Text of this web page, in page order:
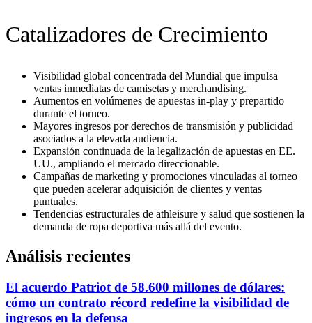
Catalizadores de Crecimiento
Visibilidad global concentrada del Mundial que impulsa
ventas inmediatas de camisetas y merchandising.
Aumentos en volúmenes de apuestas in-play y prepartido
durante el torneo.
Mayores ingresos por derechos de transmisión y publicidad
asociados a la elevada audiencia.
Expansión continuada de la legalización de apuestas en EE.
UU., ampliando el mercado direccionable.
Campañas de marketing y promociones vinculadas al torneo
que pueden acelerar adquisición de clientes y ventas
puntuales.
Tendencias estructurales de athleisure y salud que sostienen la
demanda de ropa deportiva más allá del evento.
Análisis recientes
El acuerdo Patriot de 58.600 millones de dólares:
cómo un contrato récord redefine la visibilidad de
ingresos en la defensa